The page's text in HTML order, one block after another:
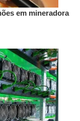
em mineradora